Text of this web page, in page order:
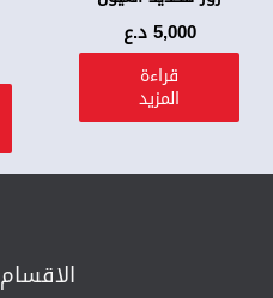
5,000د.ع
قراءة
المزيد
الاقسام